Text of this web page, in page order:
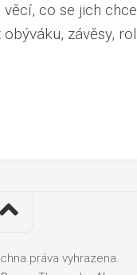
co se jich
závěsy,
práva vyhrazena.